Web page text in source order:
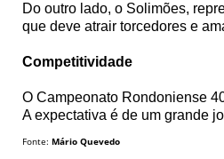
Do outro lado, o Solimões,
que deve atrair torcedores e
Competitividade
O Campeonato Rondoniense
A expectativa é de um grande
Fonte: Mário Quevedo